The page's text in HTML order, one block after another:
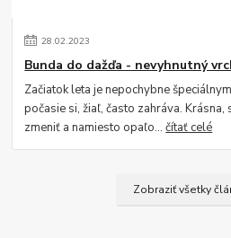
28.02.2023
Bunda do dažďa - nevyhnutný
Začiatok leta je nepochybne
počasie si, žiaľ, často zahráva.
zmeniť a namiesto opaľo...čítať celé
Zobraziť všetky